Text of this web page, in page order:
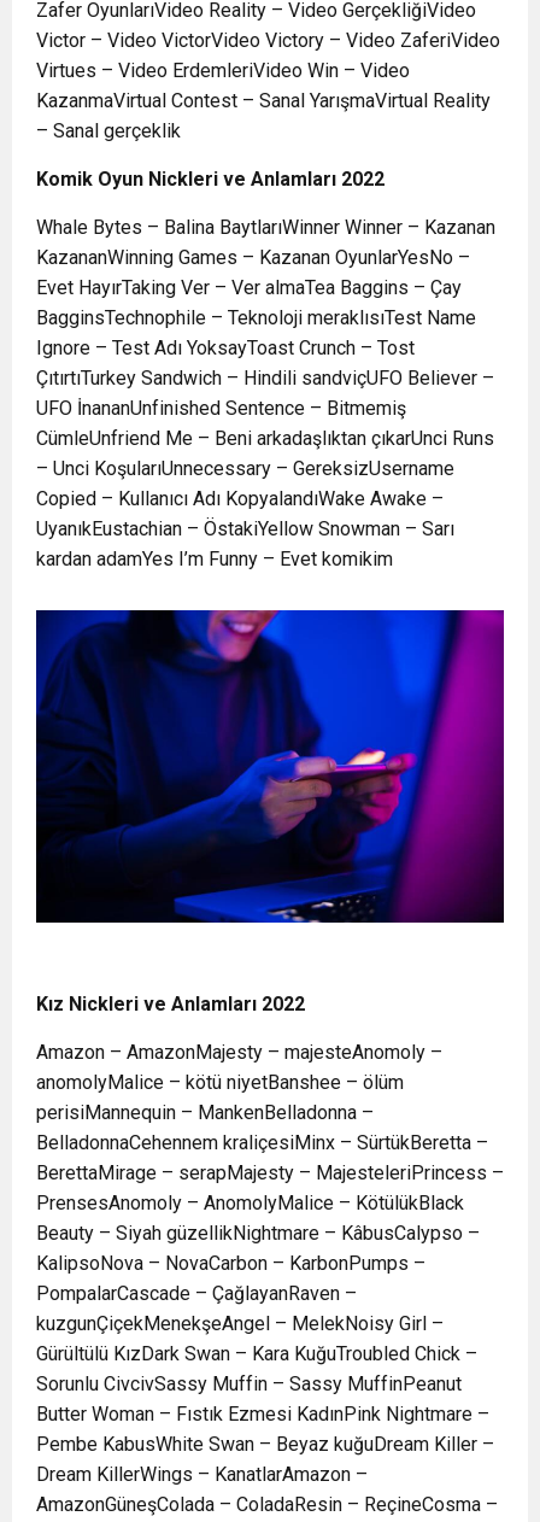
Zafer OyunlarıVideo Reality – Video GerçekliğiVideo
Victor – Video VictorVideo Victory – Video ZaferiVideo
Virtues – Video ErdemleriVideo Win – Video
KazanmaVirtual Contest – Sanal YarışmaVirtual Reality
– Sanal gerçeklik
Komik Oyun Nickleri ve Anlamları 2022
Whale Bytes – Balina BaytlarıWinner Winner – Kazanan
KazananWinning Games – Kazanan OyunlarYesNo –
Evet HayırTaking Ver – Ver almaTea Baggins – Çay
BagginsTechnophile – Teknoloji meraklısıTest Name
Ignore – Test Adı YoksayToast Crunch – Tost
ÇıtırtıTurkey Sandwich – Hindili sandviçUFO Believer –
UFO İnananUnfinished Sentence – Bitmemiş
CümleUnfriend Me – Beni arkadaşlıktan çıkarUnci Runs
– Unci KoşularıUnnecessary – GereksizUsername
Copied – Kullanıcı Adı KopyalandıWake Awake –
UyanıkEustachian – ÖstakiYellow Snowman – Sarı
kardan adamYes I’m Funny – Evet komikim
Kız Nickleri ve Anlamları 2022
Amazon – AmazonMajesty – majesteAnomoly –
anomolyMalice – kötü niyetBanshee – ölüm
perisiMannequin – MankenBelladonna –
BelladonnaCehennem kraliçesiMinx – SürtükBeretta –
BerettaMirage – serapMajesty – MajesteleriPrincess –
PrensesAnomoly – AnomolyMalice – KötülükBlack
Beauty – Siyah güzellikNightmare – KâbusCalypso –
KalipsoNova – NovaCarbon – KarbonPumps –
PompalarCascade – ÇağlayanRaven –
kuzgunÇiçekMenekşeAngel – MelekNoisy Girl –
Gürültülü KızDark Swan – Kara KuğuTroubled Chick –
Sorunlu CivcivSassy Muffin – Sassy MuffinPeanut
Butter Woman – Fıstık Ezmesi KadınPink Nightmare –
Pembe KabusWhite Swan – Beyaz kuğuDream Killer –
Dream KillerWings – KanatlarAmazon –
AmazonGüneşColada – ColadaResin – ReçineCosma –